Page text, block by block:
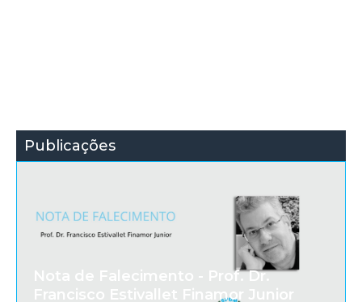
Publicações
Nota de Falecimento - Prof. Dr.
Francisco Estivallet Finamor Junior